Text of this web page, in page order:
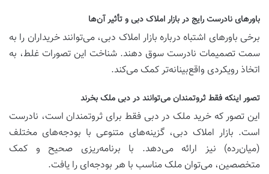
باورهای نادرست رایج در بازار املاک دبی و تأثیر آن‌ها
برخی باورهای اشتباه درباره بازار املاک دبی، می‌توانند خریداران را به
سمت تصمیمات نادرست سوق دهند. شناخت این تصورات غلط، به
اتخاذ رویکردی واقع‌بینانه‌تر کمک می‌کند.
تصور اینکه فقط ثروتمندان می‌توانند در دبی ملک بخرند
این تصور که خرید ملک در دبی فقط برای ثروتمندان است، نادرست
است. بازار املاک دبی، گزینه‌های متنوعی با بودجه‌های مختلف
(میان‌رده) نیز ارائه می‌دهد. با برنامه‌ریزی صحیح و کمک
متخصصین، می‌توان ملک مناسب با هر بودجه‌ای را یافت.